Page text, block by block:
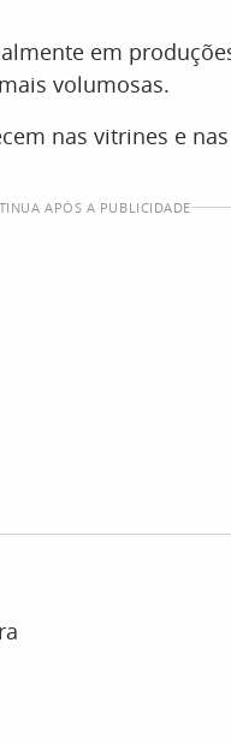
em
volumosas.
nas vitrines e
APÓS A PUBLICIDADE